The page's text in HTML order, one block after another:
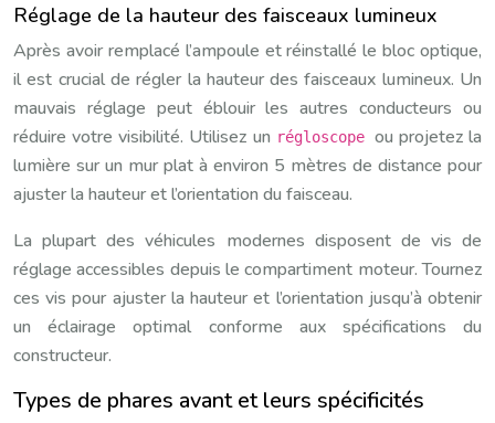
Réglage de la hauteur des faisceaux lumineux
Après avoir remplacé l’ampoule et réinstallé le bloc optique,
il est crucial de régler la hauteur des faisceaux lumineux. Un
mauvais réglage peut éblouir les autres conducteurs ou
réduire votre visibilité. Utilisez un régloscope ou projetez la
lumière sur un mur plat à environ 5 mètres de distance pour
ajuster la hauteur et l’orientation du faisceau.
La plupart des véhicules modernes disposent de vis de
réglage accessibles depuis le compartiment moteur. Tournez
ces vis pour ajuster la hauteur et l’orientation jusqu’à obtenir
un éclairage optimal conforme aux spécifications du
constructeur.
Types de phares avant et leurs spécificités